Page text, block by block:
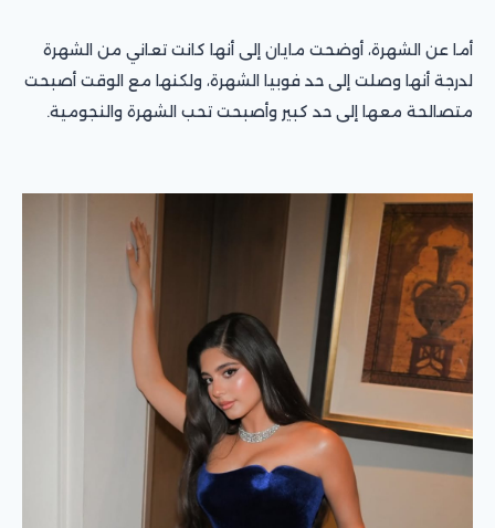
أما عن الشهرة، أوضحت مايان إلى أنها كانت تعاني من الشهرة
لدرجة أنها وصلت إلى حد فوبيا الشهرة، ولكنها مع الوقت أصبحت
متصالحة معها إلى حد كبير وأصبحت تحب الشهرة والنجومية.